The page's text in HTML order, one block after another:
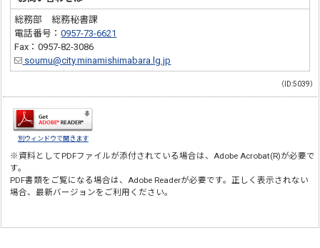
総務部 総務秘書課
電話番号：0957-73-6621
Fax：0957-82-3086
soumu@city.minamishimabara.lg.jp
（ID:5039）
別ウィンドウで開きます
※資料としてPDFファイルが添付されている場合は、Adobe Acrobat(R)が必要で
す。
PDF書類をご覧になる場合は、Adobe Readerが必要です。正しく表示されない
場合、最新バージョンをご利用ください。